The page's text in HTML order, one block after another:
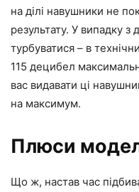
на ділі навушники не
результату. У випадку
турбуватися – в
115 децибел
вас видавати ці
на максимум.
Плюси
Що ж, настав час